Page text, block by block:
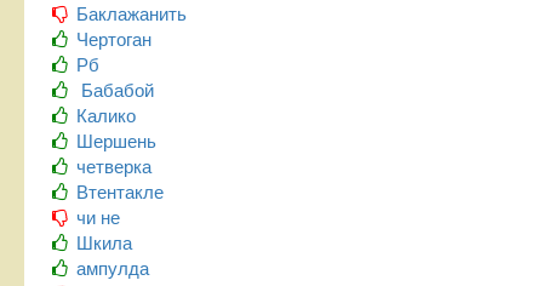
Баклажанить
Чертоган
Рб
Бабабой
Калико
Шершень
четверка
Втентакле
чи не
Шкила
ампулда